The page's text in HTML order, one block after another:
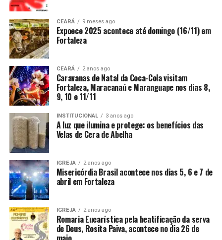
CEARÁ 9 meses ago
Expoece 2025 acontece até domingo (16/11) em
Fortaleza
CEARÁ 2 anos ago
Caravanas de Natal da Coca-Cola visitam
Fortaleza, Maracanaú e Maranguape nos dias 8,
9, 10 e 11/11
INSTITUCIONAL 3 anos ago
A luz que ilumina e protege: os benefícios das
Velas de Cera de Abelha
IGREJA 2 anos ago
Misericórdia Brasil acontece nos dias 5, 6 e 7 de
abril em Fortaleza
IGREJA 2 anos ago
Romaria Eucarística pela beatificação da serva
de Deus, Rosita Paiva, acontece no dia 26 de